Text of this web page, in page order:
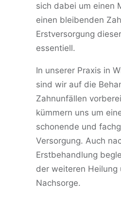
sich dabei um einen
einen bleibenden
Erstversorgung
essentiell.
In unserer Praxis in
sind wir auf die
Zahnunfällen
kümmern uns um
schonende und
Versorgung. Auch
Erstbehandlung
der weiteren Heilung
Nachsorge.